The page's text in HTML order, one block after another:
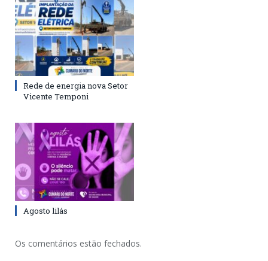
Rede de energia nova Setor
Vicente Temponi
Agosto lilás
Os comentários estão fechados.